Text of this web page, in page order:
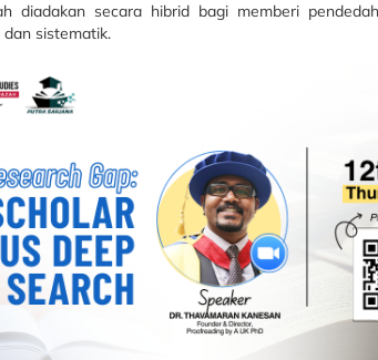
diadakan secara hibrid bagi memberi
sistematik.